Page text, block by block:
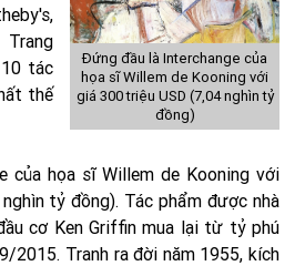
Đứng đầu là Interchange của
họa sĩ Willem de Kooning với
giá 300 triệu USD (7,04 nghìn tỷ
đồng)
tác
thế
của họa sĩ Willem de Kooning với
tỷ đồng). Tác phẩm được nhà
cơ Ken Griffin mua lại từ tỷ phú
2015. Tranh ra đời năm 1955, kích